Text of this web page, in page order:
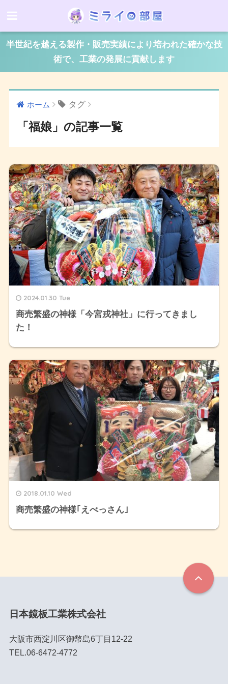
半世紀を越える製作・販売実績により培われた確かな技
術で、工業の発展に貢献します
ホーム タグ
「福娘」の記事一覧
2024.01.30 Tue
商売繁盛の神様「今宮戎神社」に行ってきまし
た！
2018.01.10 Wed
商売繁盛の神様｢えべっさん｣
日本鏡板工業株式会社
大阪市西淀川区御幣島6丁目12-22
TEL.06-6472-4772